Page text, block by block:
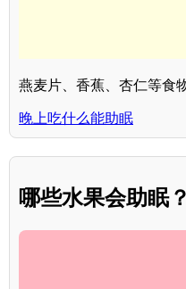
燕麦片、香蕉、杏仁等食
晚上吃什么能助眠
哪些水果会助眠？